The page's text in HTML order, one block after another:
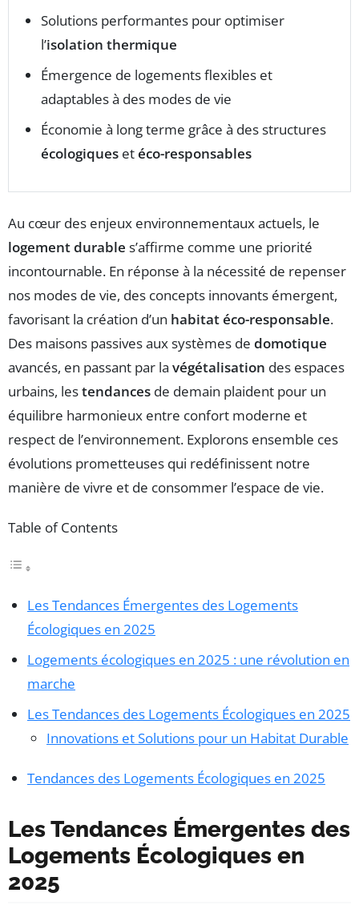
Solutions performantes pour optimiser
l’isolation thermique
Émergence de logements flexibles et
adaptables à des modes de vie
Économie à long terme grâce à des structures
écologiques etéco-responsables
Au cœur des enjeux environnementaux actuels, le
logement durable s’affirme comme une priorité
incontournable. En réponse à la nécessité de repenser
nos modes de vie, des concepts innovants émergent,
favorisant la création d’un habitat éco-responsable.
Des maisons passives aux systèmes de domotique
avancés, en passant par la végétalisation des espaces
urbains, lestendances de demain plaident pour un
équilibre harmonieux entre confort moderne et
respect de l’environnement. Explorons ensemble ces
évolutions prometteuses qui redéfinissent notre
manière de vivre et de consommer l’espace de vie.
Table of Contents
Les Tendances Émergentes des Logements
Écologiques en 2025
Logements écologiques en 2025 : une révolution en
marche
Les Tendances des Logements Écologiques en 2025
Innovations et Solutions pour un Habitat Durable
Tendances des Logements Écologiques en 2025
Les Tendances Émergentes des
Logements Écologiques en
2025